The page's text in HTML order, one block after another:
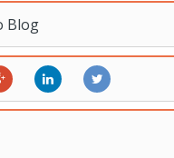
Blog